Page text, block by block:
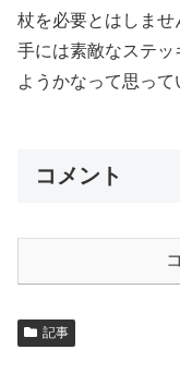
杖を必要とはしませ
手には素敵なステ
ようかなって思っ
コメント
記事